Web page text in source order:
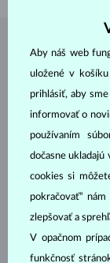
Aby náš web
uložené v
prihlásiť, aby
informovať o
používaním
dočasne ukladajú
cookies si
pokračovať“
zlepšovať a
V opačnom
funkčnosť